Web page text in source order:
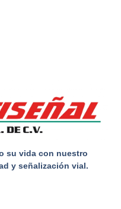
su vida con nuestro
y señalización vial.